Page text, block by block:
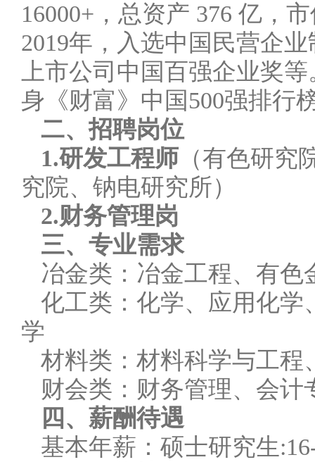
16000+，总资产 376 亿，
2019年，入选中国民营企
上市公司中国百强企业奖
身《财富》中国500强排行
二、招聘岗位
1.研发工程师 （有色研
究院、钠电研究所）
2.财务管理岗
三、专业需求
冶金类：冶金工程、有
化工类：化学、应用化学
学
材料类：材料科学与工程
财会类：财务管理、会计
四、薪酬待遇
基本年薪：硕士研究生